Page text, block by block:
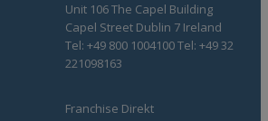
Franchise Direkt
Unit 106 The Capel Building
Capel Street Dublin 7 Ireland
Tel: +49 800 1004100 Tel: +49 32
221098163